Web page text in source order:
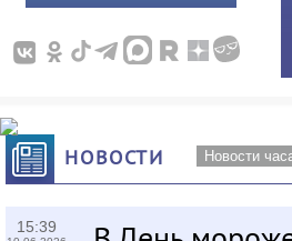
НОВОСТИ Новости
15:39